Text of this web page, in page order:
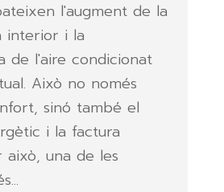
l'augment de la
interior i la
de l'aire condicionat
Això no només
sinó també el
i la factura
això, una de les